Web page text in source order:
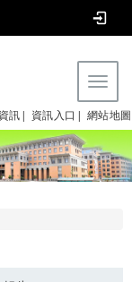
訊| 資訊入口| 網站地圖